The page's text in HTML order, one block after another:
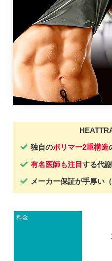
独自のポリマー2重構造
有名医師も注目 する代
メーカー保証が手厚い（
料金